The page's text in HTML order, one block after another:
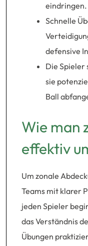
eindringen.
Schnelle
defensive
Die Spieler
sie
Ball
Wie man
effektiv
Um zonale
Teams mit klarer
jeden Spieler
das Verständnis
Übungen